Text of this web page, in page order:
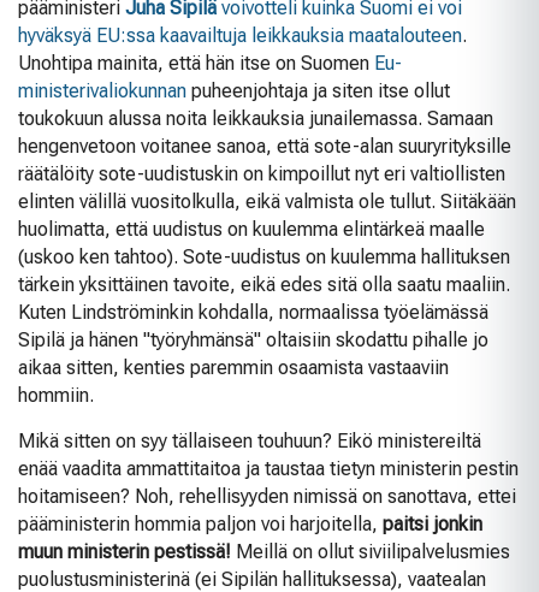
pääministeri Juha Sipilä voivotteli kuinka Suomi ei voi
hyväksyä EU:ssa kaavailtuja leikkauksia maatalouteen.
Unohtipa mainita, että hän itse on Suomen Eu-
ministerivaliokunnan puheenjohtaja ja siten itse ollut
toukokuun alussa noita leikkauksia junailemassa. Samaan
hengenvetoon voitanee sanoa, että sote-alan suuryrityksille
räätälöity sote-uudistuskin on kimpoillut nyt eri valtiollisten
elinten välillä vuositolkulla, eikä valmista ole tullut. Siitäkään
huolimatta, että uudistus on kuulemma elintärkeä maalle
(uskoo ken tahtoo). Sote-uudistus on kuulemma hallituksen
tärkein yksittäinen tavoite, eikä edes sitä olla saatu maaliin.
Kuten Lindströminkin kohdalla, normaalissa työelämässä
Sipilä ja hänen "työryhmänsä" oltaisiin skodattu pihalle jo
aikaa sitten, kenties paremmin osaamista vastaaviin
hommiin.
Mikä sitten on syy tällaiseen touhuun? Eikö ministereiltä
enää vaadita ammattitaitoa ja taustaa tietyn ministerin pestin
hoitamiseen? Noh, rehellisyyden nimissä on sanottava, ettei
pääministerin hommia paljon voi harjoitella, paitsi jonkin
muun ministerin pestissä! Meillä on ollut siviilipalvelusmies
puolustusministerinä (ei Sipilän hallituksessa), vaatealan